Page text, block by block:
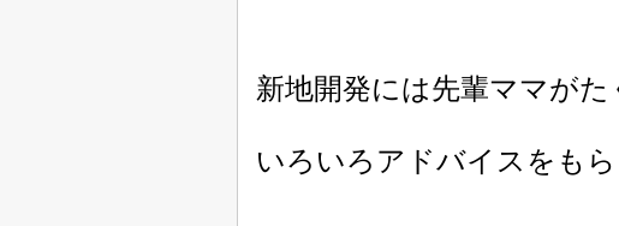
新地開発には先輩ママが
いろいろアドバイスをも